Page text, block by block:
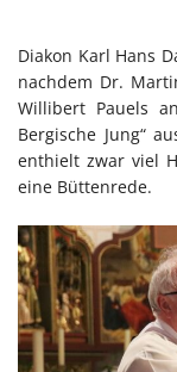
Diakon Karl Hans
nachdem Dr.
Willibert Pauels
Bergische Jung“
enthielt zwar viel
eine Büttenrede.